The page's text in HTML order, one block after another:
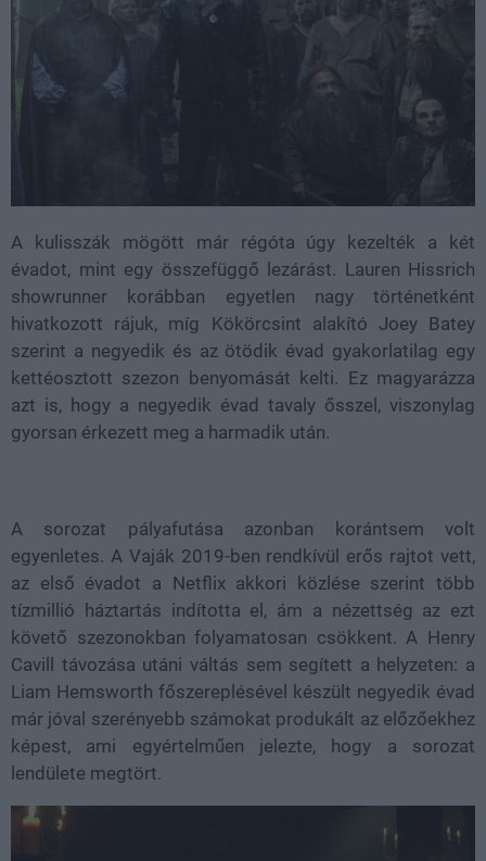
A kulisszák mögött már régóta úgy kezelték a két
évadot, mint egy összefüggő lezárást. Lauren Hissrich
showrunner korábban egyetlen nagy történetként
hivatkozott rájuk, míg Kökörcsint alakító Joey Batey
szerint a negyedik és az ötödik évad gyakorlatilag egy
kettéosztott szezon benyomását kelti. Ez magyarázza
azt is, hogy a negyedik évad tavaly ősszel, viszonylag
gyorsan érkezett meg a harmadik után.
A sorozat pályafutása azonban korántsem volt
egyenletes. A Vaják 2019-ben rendkívül erős rajtot vett,
az első évadot a Netflix akkori közlése szerint több
tízmillió háztartás indította el, ám a nézettség az ezt
követő szezonokban folyamatosan csökkent. A Henry
Cavill távozása utáni váltás sem segített a helyzeten: a
Liam Hemsworth főszereplésével készült negyedik évad
már jóval szerényebb számokat produkált az előzőekhez
képest, ami egyértelműen jelezte, hogy a sorozat
lendülete megtört.